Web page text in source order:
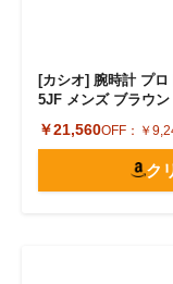
[カシオ] 腕時計 プロ
5JF メンズ ブラウン
￥21,560OFF： ￥
ク